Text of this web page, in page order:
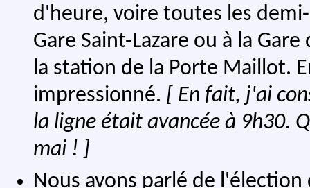
d'heure, voire toutes les
Gare Saint-Lazare ou à la
la station de la Porte Maillot.
impressionné. [ En fait, j'ai
la ligne était avancée à 9h30.
mai ! ]
Nous avons parlé de